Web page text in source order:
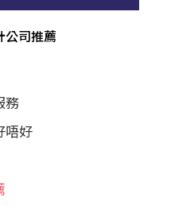
公司推薦
務
唔好